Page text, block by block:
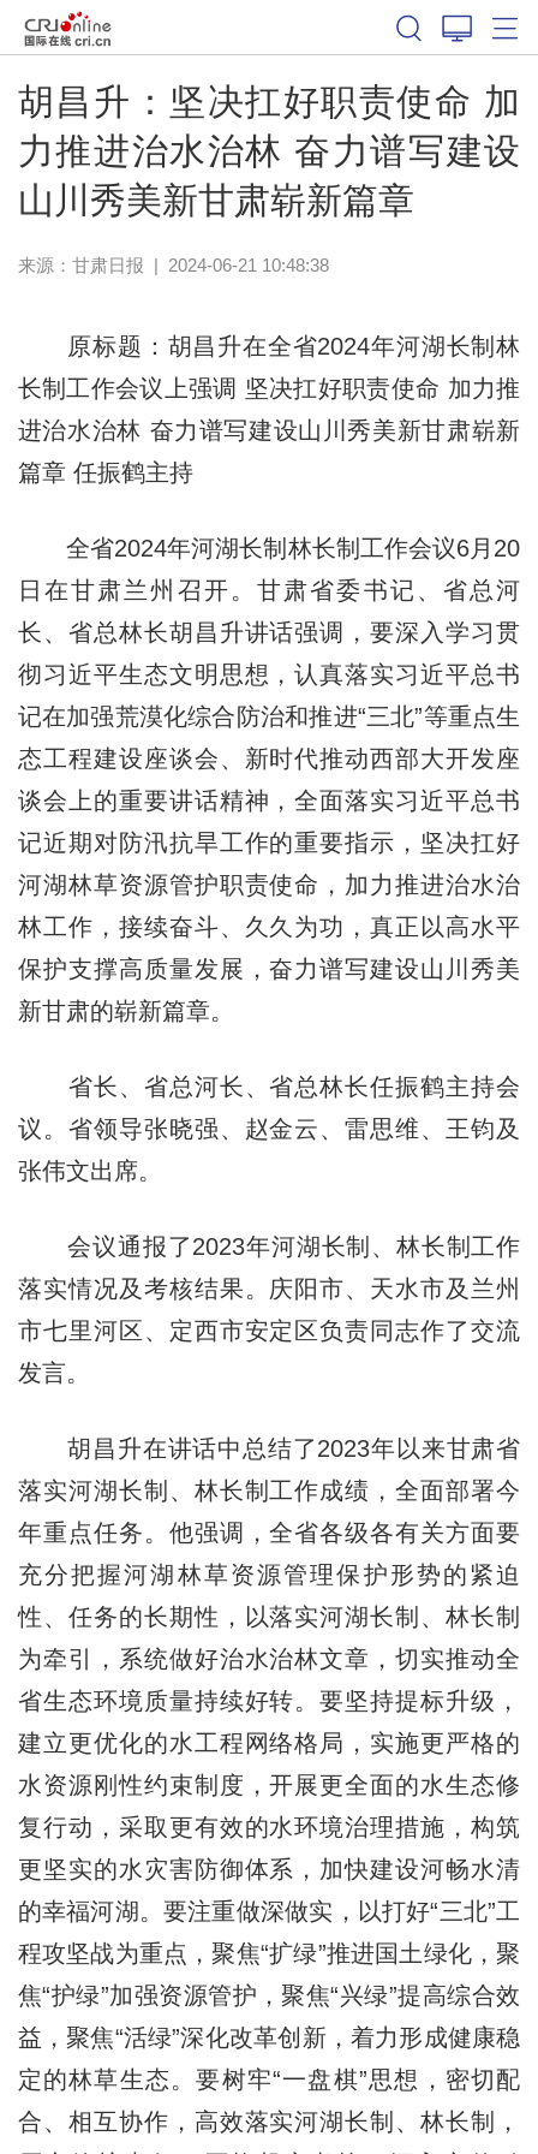
胡昌升：坚决扛好职责使命 加
力推进治水治林 奋力谱写建设
山川秀美新甘肃崭新篇章
来源： 甘肃日报 | 2024-06-21 10:48:38
原标题：胡昌升在全省2024年河湖长制林
长制工作会议上强调 坚决扛好职责使命 加力推
进治水治林 奋力谱写建设山川秀美新甘肃崭新
篇章 任振鹤主持
全省2024年河湖长制林长制工作会议6月20
日在甘肃兰州召开。甘肃省委书记、省总河
长、省总林长胡昌升讲话强调，要深入学习贯
彻习近平生态文明思想，认真落实习近平总书
记在加强荒漠化综合防治和推进“三北”等重点生
态工程建设座谈会、新时代推动西部大开发座
谈会上的重要讲话精神，全面落实习近平总书
记近期对防汛抗旱工作的重要指示，坚决扛好
河湖林草资源管护职责使命，加力推进治水治
林工作，接续奋斗、久久为功，真正以高水平
保护支撑高质量发展，奋力谱写建设山川秀美
新甘肃的崭新篇章。
省长、省总河长、省总林长任振鹤主持会
议。省领导张晓强、赵金云、雷思维、王钧及
张伟文出席。
会议通报了2023年河湖长制、林长制工作
落实情况及考核结果。庆阳市、天水市及兰州
市七里河区、定西市安定区负责同志作了交流
发言。
胡昌升在讲话中总结了2023年以来甘肃省
落实河湖长制、林长制工作成绩，全面部署今
年重点任务。他强调，全省各级各有关方面要
充分把握河湖林草资源管理保护形势的紧迫
性、任务的长期性，以落实河湖长制、林长制
为牵引，系统做好治水治林文章，切实推动全
省生态环境质量持续好转。要坚持提标升级，
建立更优化的水工程网络格局，实施更严格的
水资源刚性约束制度，开展更全面的水生态修
复行动，采取更有效的水环境治理措施，构筑
更坚实的水灾害防御体系，加快建设河畅水清
的幸福河湖。要注重做深做实，以打好“三北”工
程攻坚战为重点，聚焦“扩绿”推进国土绿化，聚
焦“护绿”加强资源管护，聚焦“兴绿”提高综合效
益，聚焦“活绿”深化改革创新，着力形成健康稳
定的林草生态。要树牢“一盘棋”思想，密切配
合、相互协作，高效落实河湖长制、林长制，